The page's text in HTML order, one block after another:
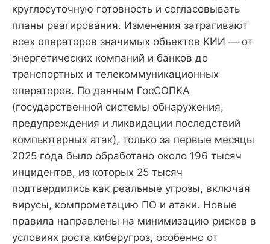
круглосуточную готовность и согласовывать
планы реагирования. Изменения затрагивают
всех операторов значимых объектов КИИ — от
энергетических компаний и банков до
транспортных и телекоммуникационных
операторов. По данным ГосСОПКА
(государственной системы обнаружения,
предупреждения и ликвидации последствий
компьютерных атак), только за первые месяцы
2025 года было обработано около 196 тысяч
инцидентов, из которых 25 тысяч
подтвердились как реальные угрозы, включая
вирусы, компрометацию ПО и атаки. Новые
правила направлены на минимизацию рисков в
условиях роста киберугроз, особенно от